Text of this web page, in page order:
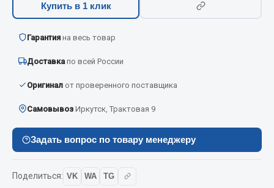
Аксессуары автомобильные
Брызговики
Вентиляторы кабины
Весь раздел
Купить в 1 клик
Гарантия на весь товар
Доставка по всей России
Оригинал от проверенного поставщика
Самовывоз Иркутск, Трактовая 9
Задать вопрос по товару менеджеру
Поделиться: VK WA TG